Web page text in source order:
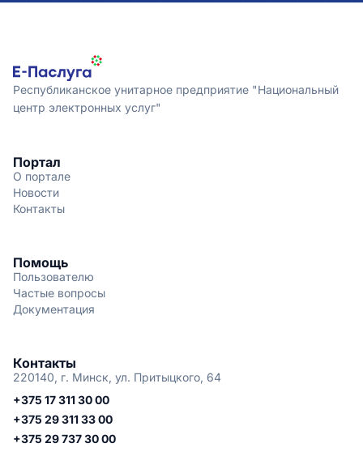
Республиканское унитарное предприятие "Национальный
центр электронных услуг"
Портал
О портале
Новости
Контакты
Помощь
Пользователю
Частые вопросы
Документация
Контакты
220140, г. Минск, ул. Притыцкого, 64
+375 17 311 30 00
+375 29 311 33 00
+375 29 737 30 00